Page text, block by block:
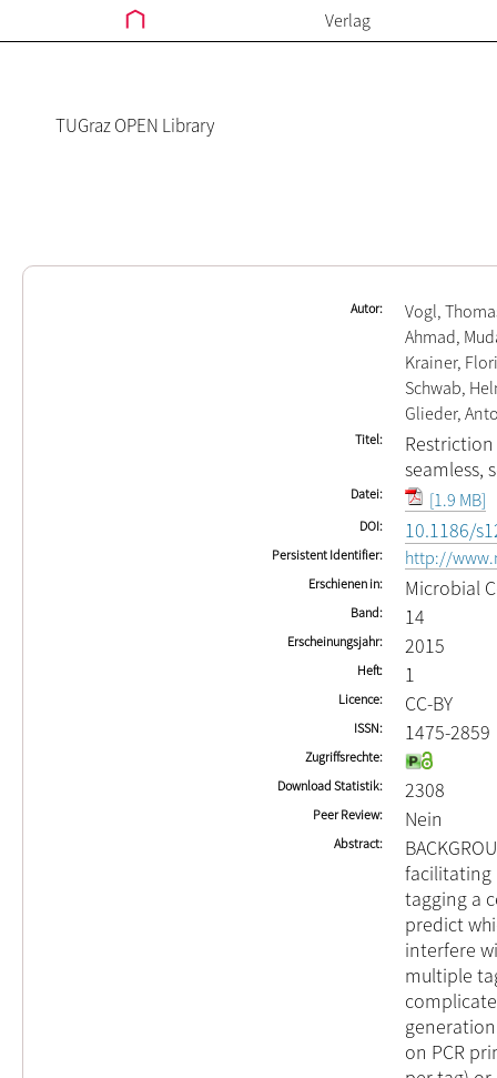
Verlag
TUGraz OPEN Library
Autor
Vogl,
Ahmad,
Krainer,
Schwab,
Glieder,
Titel
seamless,
Datei [1.9 MB]
DOI 10.1186/
Persistent Identifier http://
Erschienen in Microbial
Band 14
Erscheinungsjahr 2015
Heft 1
Licence CC-BY
ISSN 1475-2859
Zugriffsrechte
Download Statistik
2308
Peer Review Nein
Abstract
facilitating
tagging a
predict
interfere
multiple
on PCR